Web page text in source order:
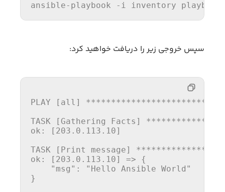
ansible-playbook - i inventory
سپس خروجی زیر را دریافت خواهید کرد:
PLAY [all] ************************
TASK [Gathering Facts] ***************
ok: [203.0.113.10]
TASK [Print message] ****************
ok: [203.0.113.10] => {
    "msg": "Hello Ansible World"
}